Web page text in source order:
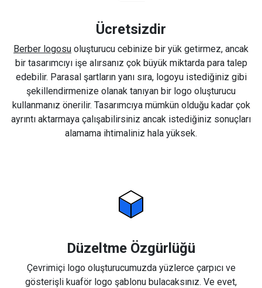
Ücretsizdir
Berber logosu oluşturucu cebinize bir yük getirmez, ancak
bir tasarımcıyı işe alırsanız çok büyük miktarda para talep
edebilir. Parasal şartların yanı sıra, logoyu istediğiniz gibi
şekillendirmenize olanak tanıyan bir logo oluşturucu
kullanmanız önerilir. Tasarımcıya mümkün olduğu kadar çok
ayrıntı aktarmaya çalışabilirsiniz ancak istediğiniz sonuçları
alamama ihtimaliniz hala yüksek.
Düzeltme Özgürlüğü
Çevrimiçi logo oluşturucumuzda yüzlerce çarpıcı ve
gösterişli kuaför logo şablonu bulacaksınız. Ve evet,